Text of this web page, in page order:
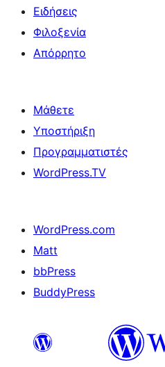
Ειδήσεις
Φιλοξενία
Απόρρητο
Μάθετε
Υποστήριξη
Προγραμματιστές
WordPress.TV
WordPress.com
Matt
bbPress
BuddyPress